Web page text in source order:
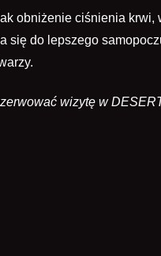
obniżenie ciśnienia
się do lepszego
wizytę w